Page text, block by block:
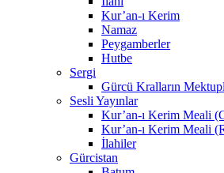
Kur’an-ı Kerim
Namaz
Peygamberler
Hutbe
Sergi
Gürcü Kralların
Sesli Yayınlar
Kur’an-ı Kerim Meali
Kur’an-ı Kerim Meali
İlahiler
Gürcistan